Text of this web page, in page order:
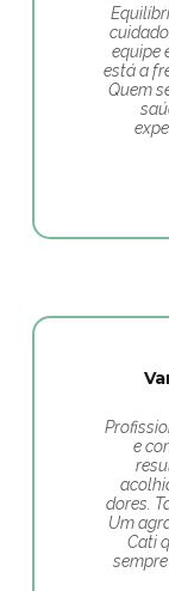
equipe
está a
Quem
e
dores.
Um
Cati